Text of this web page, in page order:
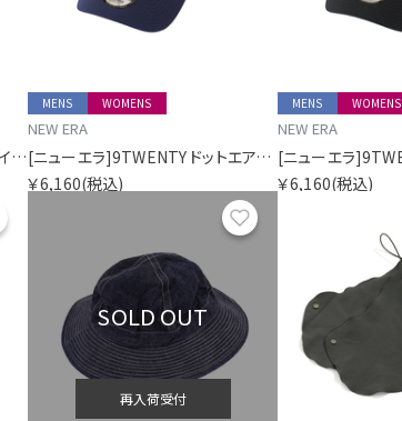
[ニューエラ]エクスプローラー ワイドブリム ドットエアー SORA別注 ベージュ
MENS WOMENS
NEW ERA
[ニューエラ]9TWENTY ドットエアー SORA別注 ロングバイザー ネイビー
￥6,160(税込)
MENS WOMENS
NEW ERA
￥6,160(税込)
SOLD OUT
再入荷受付